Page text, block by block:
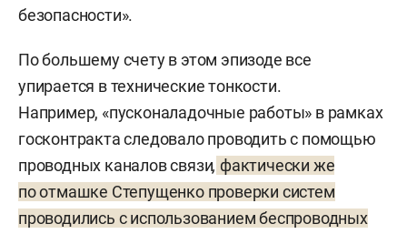
безопасности».
По большему счету в этом эпизоде все
упирается в технические тонкости.
Например, «пусконаладочные работы» в рамках
госконтракта следовало проводить с помощью
проводных каналов связи, фактически же
по отмашке Степущенко проверки систем
проводились с использованием беспроводных